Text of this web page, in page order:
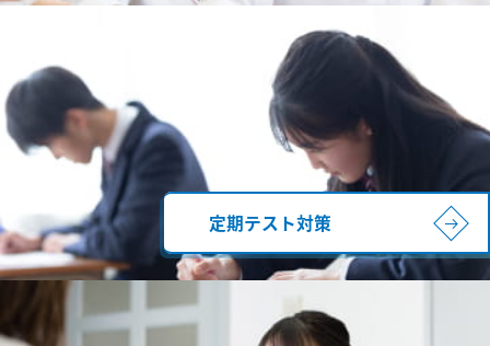
定期テスト対策